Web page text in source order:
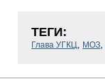
ТЕГИ:
Глава УГКЦ, МОЗ,